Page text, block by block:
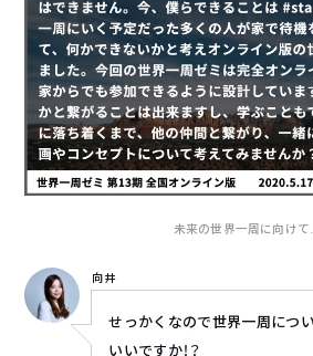
未来の世界一周に向け
向井
せっかくなので世界一周につ
いいですか！？